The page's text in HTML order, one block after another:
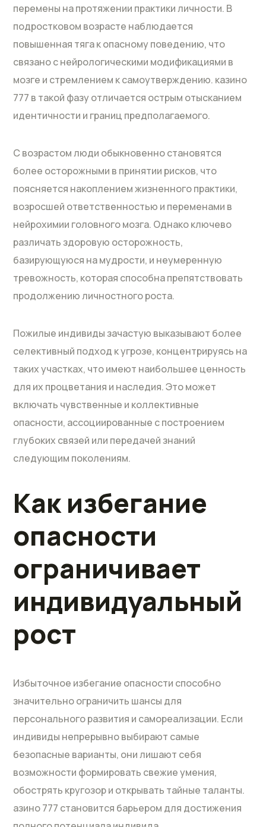
перемены на протяжении практики личности. В
подростковом возрасте наблюдается
повышенная тяга к опасному поведению, что
связано с нейрологическими модификациями в
мозге и стремлением к самоутверждению. казино
777 в такой фазу отличается острым отысканием
идентичности и границ предполагаемого.
С возрастом люди обыкновенно становятся
более осторожными в принятии рисков, что
поясняется накоплением жизненного практики,
возросшей ответственностью и переменами в
нейрохимии головного мозга. Однако ключево
различать здоровую осторожность,
базирующуюся на мудрости, и неумеренную
тревожность, которая способна препятствовать
продолжению личностного роста.
Пожилые индивиды зачастую выказывают более
селективный подход к угрозе, концентрируясь на
таких участках, что имеют наибольшее ценность
для их процветания и наследия. Это может
включать чувственные и коллективные
опасности, ассоциированные с построением
глубоких связей или передачей знаний
следующим поколениям.
Как избегание
опасности
ограничивает
индивидуальный
рост
Избыточное избегание опасности способно
значительно ограничить шансы для
персонального развития и самореализации. Если
индивиды непрерывно выбирают самые
безопасные варианты, они лишают себя
возможности формировать свежие умения,
обострять кругозор и открывать тайные таланты.
азино 777 становится барьером для достижения